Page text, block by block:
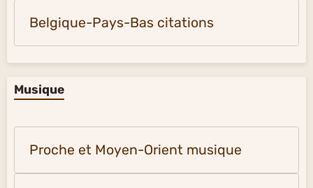
Belgique-Pays-Bas citations
Musique
Proche et Moyen-Orient musique